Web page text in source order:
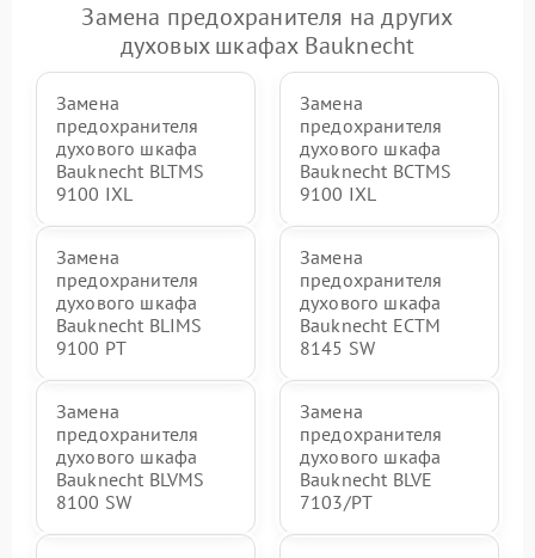
Замена предохранителя на других
духовых шкафах Bauknecht
Замена
предохранителя
духового шкафа
Bauknecht BLTMS
9100 IXL
Замена
предохранителя
духового шкафа
Bauknecht BCTMS
9100 IXL
Замена
предохранителя
духового шкафа
Bauknecht BLIMS
9100 PT
Замена
предохранителя
духового шкафа
Bauknecht ECTM
8145 SW
Замена
предохранителя
духового шкафа
Bauknecht BLVMS
8100 SW
Замена
предохранителя
духового шкафа
Bauknecht BLVE
7103/PT